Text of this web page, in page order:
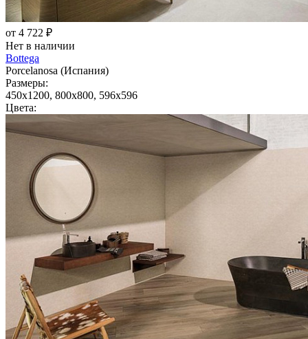
от 4 722 ₽
Нет в наличии
Bottega
Porcelanosa (Испания)
Размеры:
450x1200, 800x800, 596x596
Цвета: